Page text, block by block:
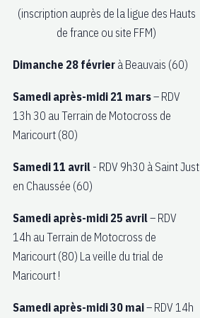
(inscription auprès de la ligue des Hauts
de france ou site FFM)
Dimanche 28 février à Beauvais (60)
Samedi après-midi 21 mars– RDV
13h 30 au Terrain de Motocross de
Maricourt (80)
Samedi 11 avril - RDV 9h30 à Saint Just
en Chaussée (60)
Samedi après-midi 25 avril– RDV
14h au Terrain de Motocross de
Maricourt (80) La veille du trial de
Maricourt !
Samedi après-midi 30 mai– RDV 14h